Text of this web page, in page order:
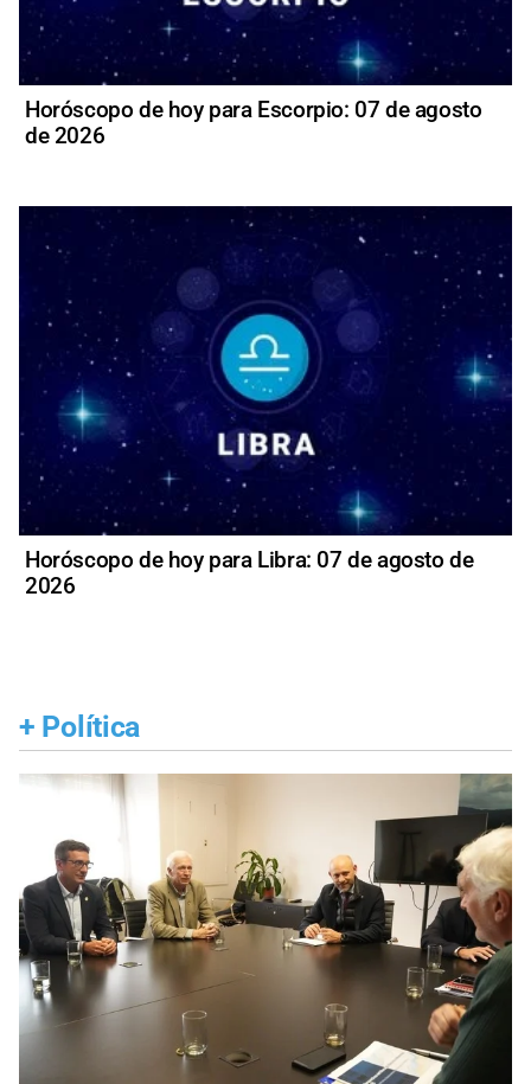
Horóscopo de hoy para Escorpio: 07 de agosto
de 2026
Horóscopo de hoy para Libra: 07 de agosto de
2026
+ Política